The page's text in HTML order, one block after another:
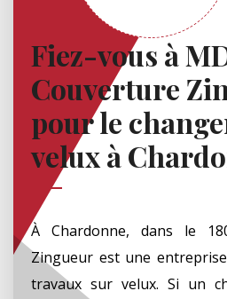
Fiez-vous à
Couverture
pour le
velux à
À Chardonne, dans le
Zingueur est une
travaux sur velux. Si un